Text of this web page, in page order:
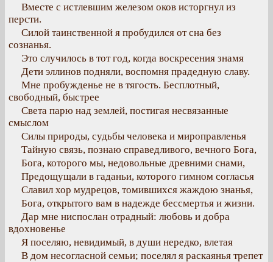
Вместе с истлевшим железом оков исторгнул из
персти.
Силой таинственной я пробудился от сна без
сознанья.
Это случилось в тот год, когда воскресения знамя
Дети эллинов подняли, воспомня прадедную славу.
Мне пробужденье не в тягость. Бесплотный,
свободный, быстрее
Света парю над землей, постигая несвязанные
смыслом
Силы природы, судьбы человека и мироправленья
Тайную связь, познаю справедливого, вечного Бога,
Бога, которого мы, недовольные древними снами,
Предощущали в гаданьи, которого гимном согласья
Славил хор мудрецов, томившихся жаждою знанья,
Бога, открытого вам в надежде бессмертья и жизни.
Дар мне ниспослан отрадный: любовь и добра
вдохновенье
Я поселяю, невидимый, в души нередко, влетая
В дом несогласной семьи; поселял я раскаянья трепет